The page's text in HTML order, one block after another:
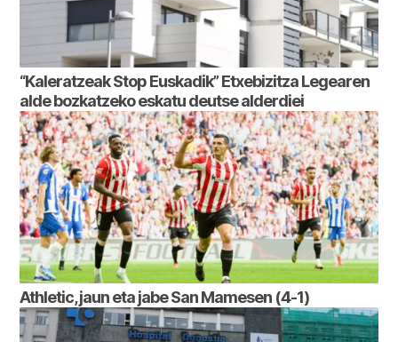
“Kaleratzeak Stop Euskadik” Etxebizitza Legearen
alde bozkatzeko eskatu deutse alderdiei
Athletic, jaun eta jabe San Mamesen (4-1)